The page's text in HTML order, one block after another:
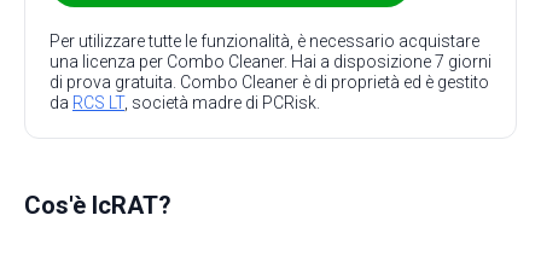
Per utilizzare tutte le funzionalità, è necessario acquistare
una licenza per Combo Cleaner. Hai a disposizione 7 giorni
di prova gratuita. Combo Cleaner è di proprietà ed è gestito
da RCS LT, società madre di PCRisk.
Cos'è IcRAT?